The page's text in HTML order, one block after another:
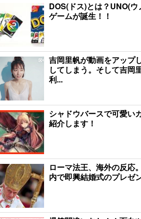
DOS(ドス)とは？UNO(
ゲームが誕生！！
吉岡里帆が動画をアップ
してしまう。そして吉岡
利...
シャドウバースで可愛い
紹介します！
ローマ法王、海外の反応
内で即興結婚式のプレゼ